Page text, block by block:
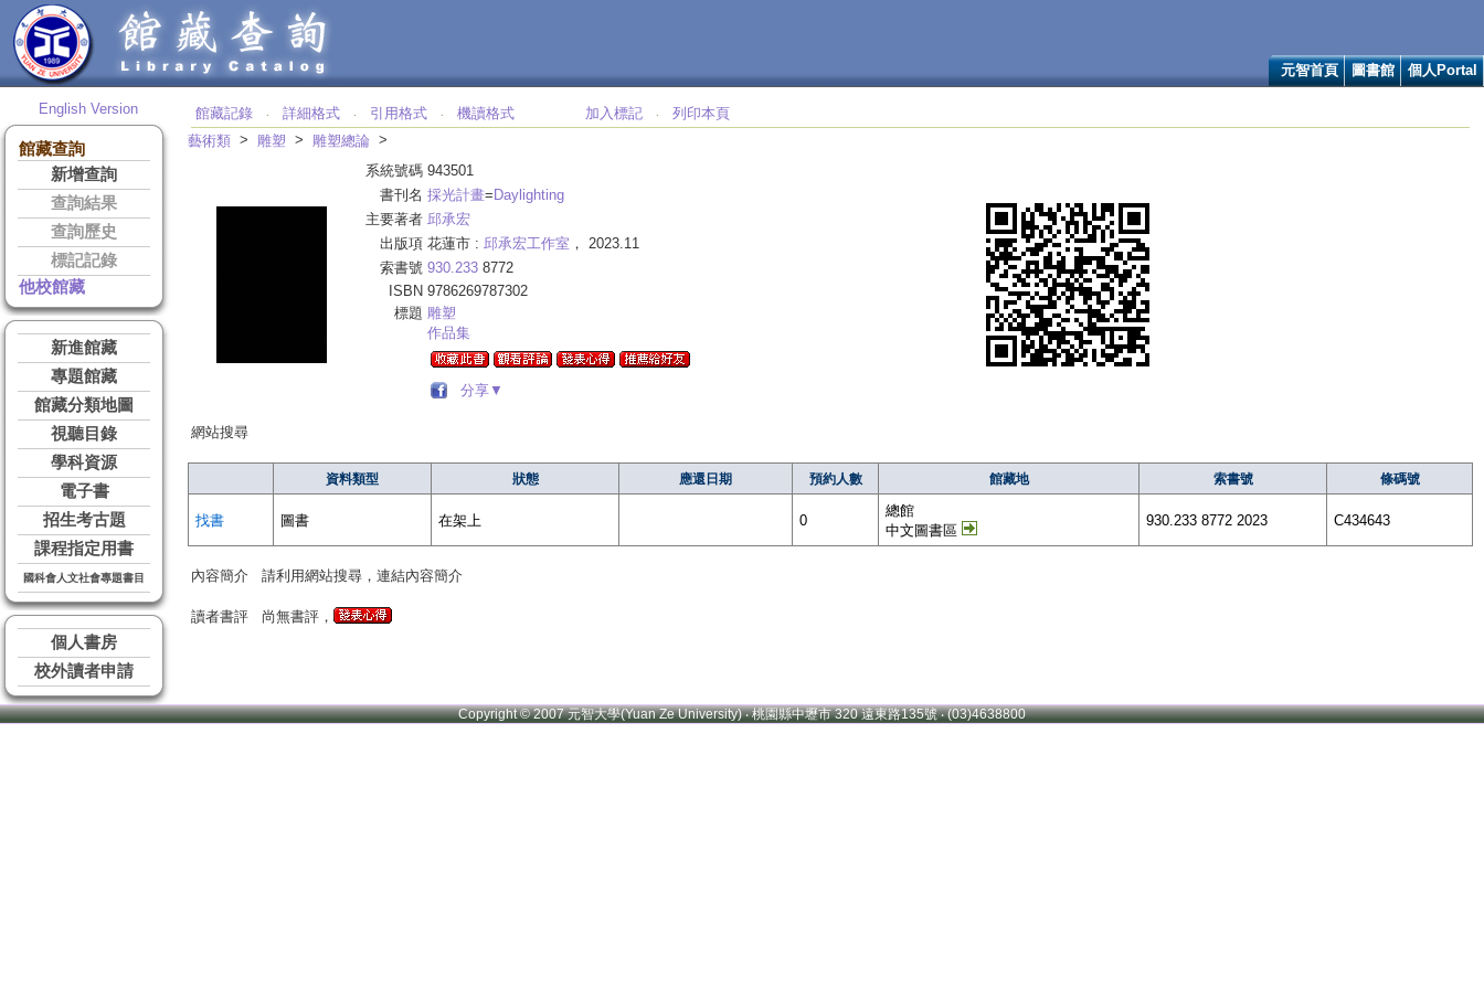
元智首頁 圖書館 個人Portal
English Version
館藏查詢
新增查詢
查詢結果
查詢歷史
標記記錄
他校館藏
新進館藏
專題館藏
館藏分類地圖
視聽目錄
學科資源
電子書
招生考古題
課程指定用書
國科會人文社會專題書目
個人書房
校外讀者申請
館藏記錄 ‧ 詳細格式 ‧ 引用格式 ‧ 機讀格式 加入標記 ‧
列印本頁
藝術類 > 雕塑 > 雕塑總論 >
系統號碼 943501
書刊名 採光計畫= Daylighting
主要著者 邱承宏
出版項 花蓮市 : 邱承宏工作室 ， 2023.11
索書號 930.233 8772
ISBN 9786269787302
標題 雕塑
作品集
分享▼
網站搜尋
資料類型 狀態 應還日期 預約人數 館藏地 索書號 條碼號
找書 圖書 在架上 0
總館
中文圖書區
930.233 8772 2023 C434643
內容簡介 請利用網站搜尋，連結內容簡介
讀者書評 尚無書評，
Copyright © 2007 元智大學(Yuan Ze University) ‧ 桃園縣中壢市 320 遠東路135號 ‧ (03)4638800